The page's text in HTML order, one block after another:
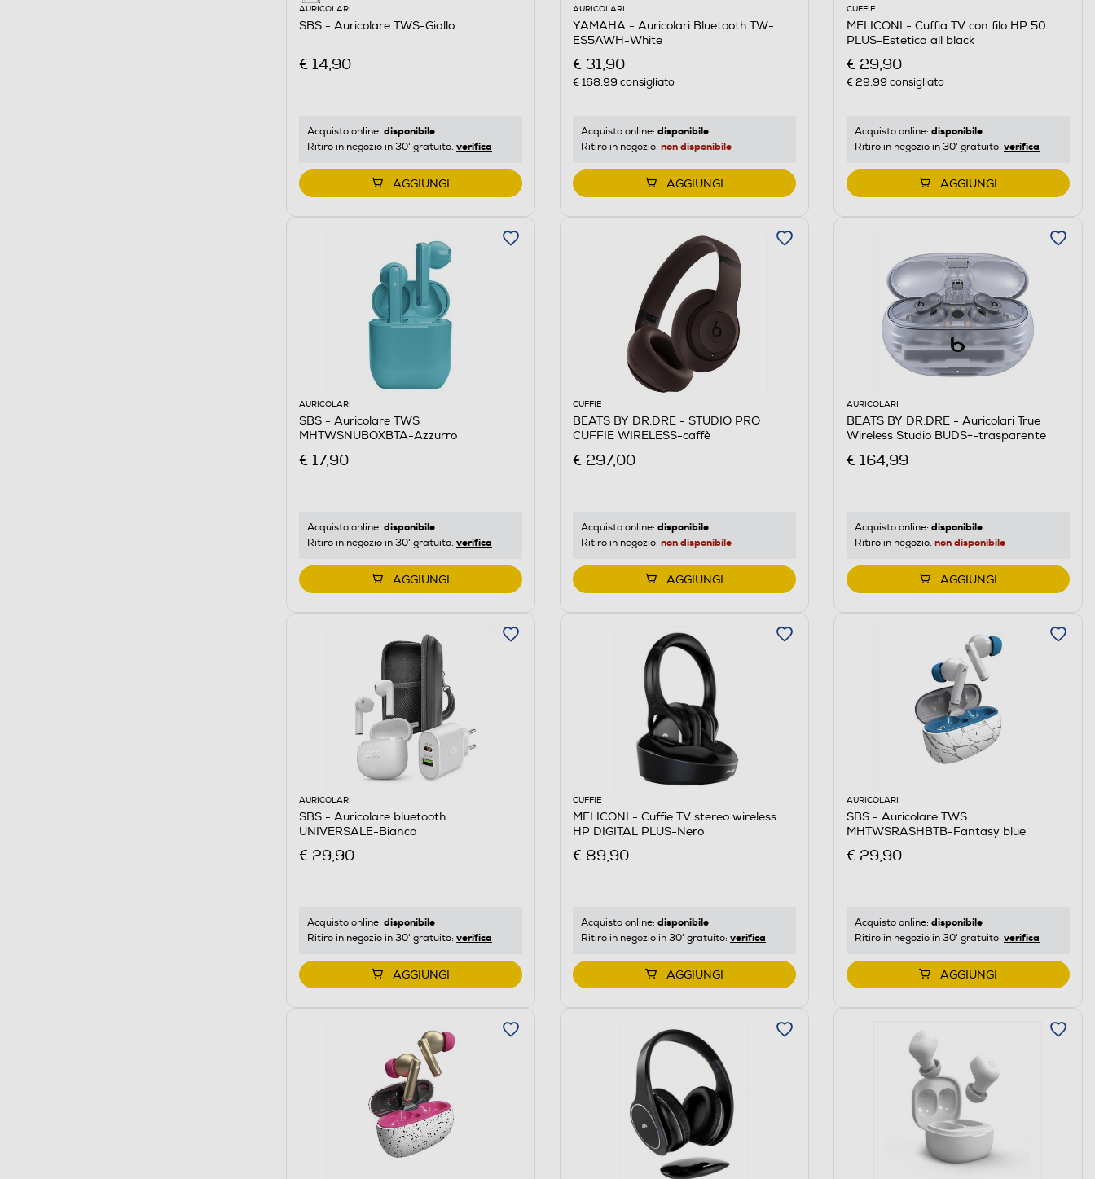
AURICOLARI
SBS - Auricolare TWS-Giallo
€ 14,90
Acquisto online: disponibile
Ritiro in negozio in 30' gratuito: verifica
AGGIUNGI
AURICOLARI
YAMAHA - Auricolari Bluetooth TW-
ES5AWH-White
€ 31,90
€ 168,99 consigliato
Acquisto online: disponibile
Ritiro in negozio: non disponibile
AGGIUNGI
CUFFIE
MELICONI - Cuffia TV con filo HP 50
PLUS-Estetica all black
€ 29,90
€ 29,99 consigliato
Acquisto online: disponibile
Ritiro in negozio in 30' gratuito: verifica
AGGIUNGI
AURICOLARI
SBS - Auricolare TWS
MHTWSNUBOXBTA-Azzurro
€ 17,90
Acquisto online: disponibile
Ritiro in negozio in 30' gratuito: verifica
AGGIUNGI
CUFFIE
BEATS BY DR.DRE - STUDIO PRO
CUFFIE WIRELESS-caffè
€ 297,00
Acquisto online: disponibile
Ritiro in negozio: non disponibile
AGGIUNGI
AURICOLARI
BEATS BY DR.DRE - Auricolari True
Wireless Studio BUDS+-trasparente
€ 164,99
Acquisto online: disponibile
Ritiro in negozio: non disponibile
AGGIUNGI
AURICOLARI
SBS - Auricolare bluetooth
UNIVERSALE-Bianco
€ 29,90
Acquisto online: disponibile
Ritiro in negozio in 30' gratuito: verifica
AGGIUNGI
CUFFIE
MELICONI - Cuffie TV stereo wireless
HP DIGITAL PLUS-Nero
€ 89,90
Acquisto online: disponibile
Ritiro in negozio in 30' gratuito: verifica
AGGIUNGI
AURICOLARI
SBS - Auricolare TWS
MHTWSRASHBTB-Fantasy blue
€ 29,90
Acquisto online: disponibile
Ritiro in negozio in 30' gratuito: verifica
AGGIUNGI